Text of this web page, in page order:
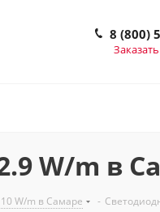
8 (800)
W/m в
W/m в Самаре -